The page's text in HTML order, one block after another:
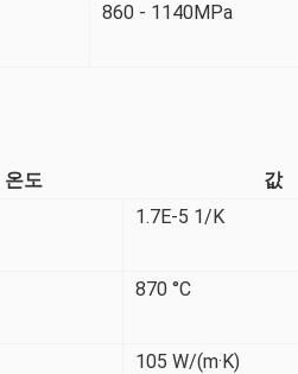
860 - 1140MPa
온도
값
1.7E-5 1/K
870 °C
105 W/(m·K)